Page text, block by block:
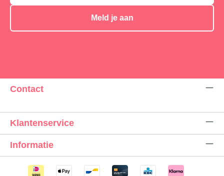
Meld je aan
Contact
Klantenservice
Informatie